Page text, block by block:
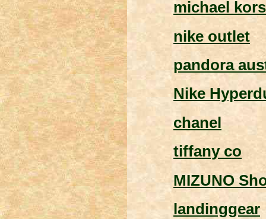
michael
nike outlet
pandora
Nike
chanel
tiffany co
MIZUNO
landinggear